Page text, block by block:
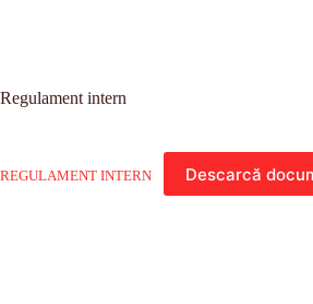
Regulament intern
REGULAMENT INTERN Descarcă